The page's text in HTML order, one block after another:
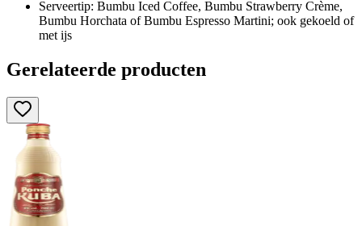
Serveertip: Bumbu Iced Coffee, Bumbu Strawberry Crème,
Bumbu Horchata of Bumbu Espresso Martini; ook gekoeld of
met ijs
Gerelateerde producten